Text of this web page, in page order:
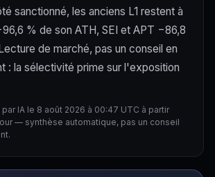
sanctionné, les anciens L1 restent à
% de son ATH, SEI et APT −86,8
de marché, pas un conseil en
: la sélectivité prime sur l'exposition
IA le 8 août 2026 à 00:47 UTC à partir
— synthèse automatique, pas un conseil